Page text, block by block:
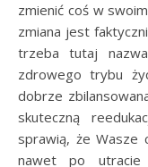
zmienić coś w
zmiana jest
trzeba tutaj
zdrowego trybu
dobrze
skuteczną
sprawią, że Wasze
nawet po utracie